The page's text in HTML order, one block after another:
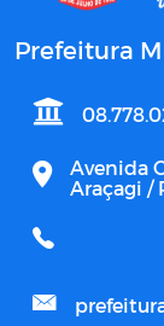
Prefeitura
Avenida
Araçagi /